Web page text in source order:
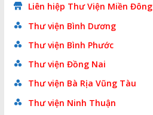
Liên hiệp Thư Viện Miền Đông
Thư viện Bình Dương
Thư viện Bình Phước
Thư viện Đồng Nai
Thư viện Bà Rịa Vũng Tàu
Thư viện Ninh Thuận